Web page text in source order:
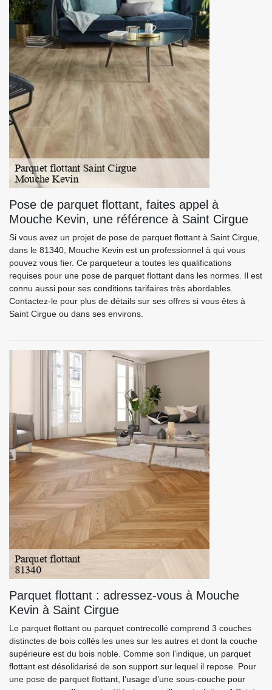
Pose de parquet flottant, faites appel à
Mouche Kevin, une référence à Saint Cirgue
Si vous avez un projet de pose de parquet flottant à Saint Cirgue,
dans le 81340, Mouche Kevin est un professionnel à qui vous
pouvez vous fier. Ce parqueteur a toutes les qualifications
requises pour une pose de parquet flottant dans les normes. Il est
connu aussi pour ses conditions tarifaires très abordables.
Contactez-le pour plus de détails sur ses offres si vous êtes à
Saint Cirgue ou dans ses environs.
Parquet flottant : adressez-vous à Mouche
Kevin à Saint Cirgue
Le parquet flottant ou parquet contrecollé comprend 3 couches
distinctes de bois collés les unes sur les autres et dont la couche
supérieure est du bois noble. Comme son l’indique, un parquet
flottant est désolidarisé de son support sur lequel il repose. Pour
une pose de parquet flottant, l’usage d’une sous-couche pour